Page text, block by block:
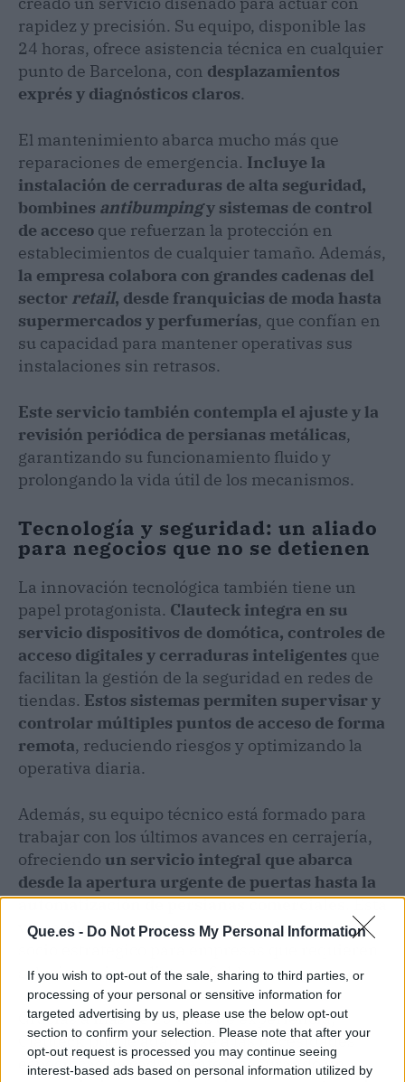
Que.es - Do Not Process My Personal Information
If you wish to opt-out of the sale, sharing to third parties, or
processing of your personal or sensitive information for
targeted advertising by us, please use the below opt-out
section to confirm your selection. Please note that after your
opt-out request is processed you may continue seeing
interest-based ads based on personal information utilized by
rapidez y precisión. Su equipo, disponible las
24 horas, ofrece asistencia técnica en cualquier
punto de Barcelona, con desplazamientos
exprés y diagnósticos claros.
El mantenimiento abarca mucho más que
reparaciones de emergencia. Incluye la
instalación de cerraduras de alta seguridad,
bombines antibumpingy sistemas de control
de acceso que refuerzan la protección en
establecimientos de cualquier tamaño. Además,
la empresa colabora con grandes cadenas del
sector retail, desde franquicias de moda hasta
supermercados y perfumerías, que confían en
su capacidad para mantener operativas sus
instalaciones sin retrasos.
Este servicio también contempla el ajuste y la
revisión periódica de persianas metálicas,
garantizando su funcionamiento fluido y
prolongando la vida útil de los mecanismos.
Tecnología y seguridad: un aliado
para negocios que no se detienen
La innovación tecnológica también tiene un
papel protagonista. Clauteck integra en su
servicio dispositivos de domótica, controles de
acceso digitales y cerraduras inteligentes que
facilitan la gestión de la seguridad en redes de
tiendas. Estos sistemas permiten supervisar y
controlar múltiples puntos de acceso de forma
remota, reduciendo riesgos y optimizando la
operativa diaria.
Además, su equipo técnico está formado para
trabajar con los últimos avances en cerrajería,
ofreciendo un servicio integral que abarca
desde la apertura urgente de puertas hasta la
automatización de persianas comerciales. Esta
versatilidad convierte a la compañía en un
soluciones inmediatas y fiables.
Gracias a más de 15 años de experiencia,
Clauteck puede adaptarse a las necesidades
específicas de cada cliente, asegurando un